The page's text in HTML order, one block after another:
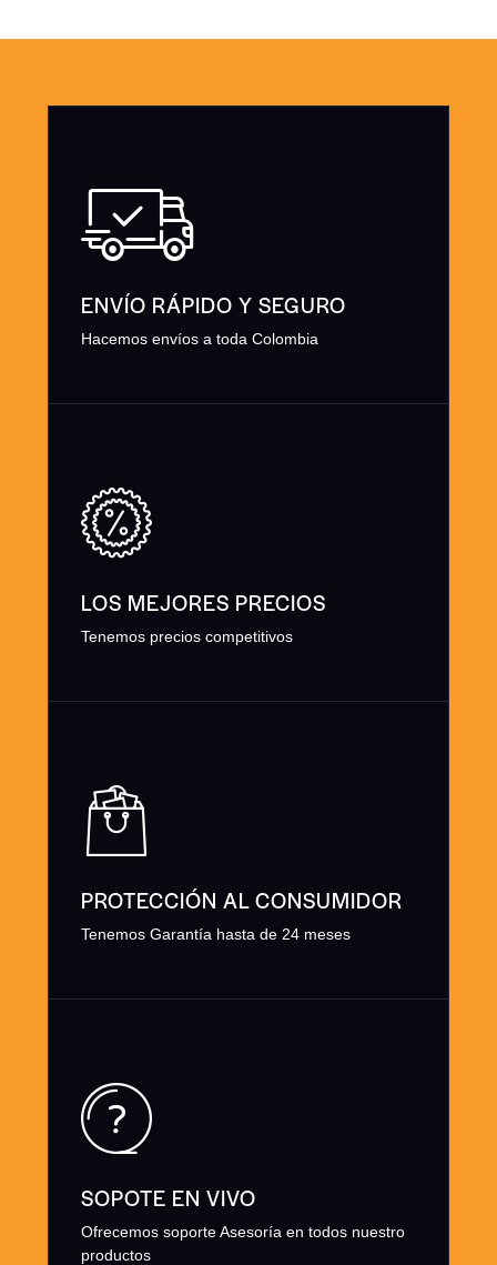
ENVÍO RÁPIDO Y SEGURO
Hacemos envíos a toda Colombia
LOS MEJORES PRECIOS
Tenemos precios competitivos
PROTECCIÓN AL CONSUMIDOR
Tenemos Garantía hasta de 24 meses
SOPOTE EN VIVO
Ofrecemos soporte Asesoría en todos nuestro
productos